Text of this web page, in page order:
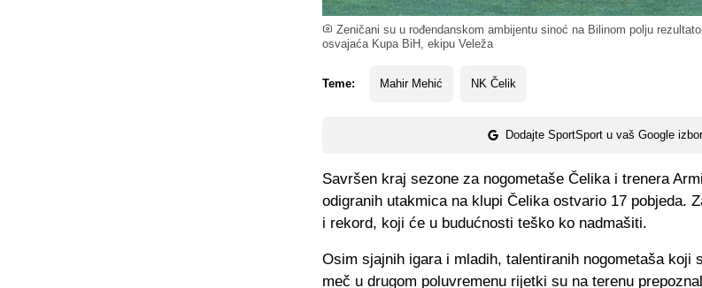
Zeničani su u rođendanskom ambijentu sinoć na Bilinom polju
osvajaća Kupa BiH, ekipu Veleža
Teme: Mahir Mehić NK Čelik
Dodajte SportSport u vaš Google izbor
Savršen kraj sezone za nogometaše Čelika i trenera
odigranih utakmica na klupi Čelika ostvario 17 pobjeda.
i rekord, koji će u budućnosti teško ko nadmašiti.
Osim sjajnih igara i mladih, talentiranih nogometaša koji
meč u drugom poluvremenu rijetki su na terenu